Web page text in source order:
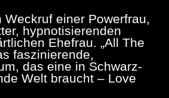
Weckruf einer Powerfrau,
hypnotisierenden
Ehefrau. „All The
faszinierende,
das eine in Schwarz-
Welt braucht – Love